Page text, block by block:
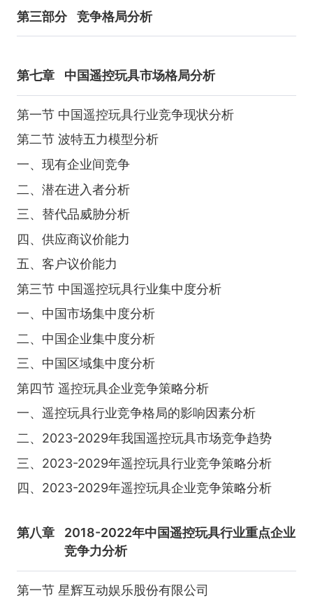
第三部分 竞争格局分析
第七章 中国遥控玩具市场格局分析
第一节 中国遥控玩具行业竞争现状分析
第二节 波特五力模型分析
一、现有企业间竞争
二、潜在进入者分析
三、替代品威胁分析
四、供应商议价能力
五、客户议价能力
第三节 中国遥控玩具行业集中度分析
一、中国市场集中度分析
二、中国企业集中度分析
三、中国区域集中度分析
第四节 遥控玩具企业竞争策略分析
一、遥控玩具行业竞争格局的影响因素分析
二、2023-2029年我国遥控玩具市场竞争趋势
三、2023-2029年遥控玩具行业竞争策略分析
四、2023-2029年遥控玩具企业竞争策略分析
第八章
2018-2022年中国遥控玩具行业重点企业
竞争力分析
第一节 星辉互动娱乐股份有限公司